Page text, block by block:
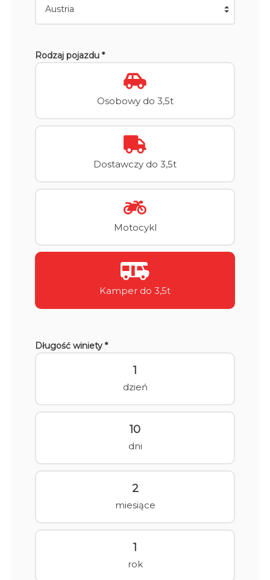
Rodzaj pojazdu *
Osobowy do 3,5t
Dostawczy do 3,5t
Motocykl
Kamper do 3,5t
Długość winiety *
1
dzień
10
dni
2
miesiące
1
rok